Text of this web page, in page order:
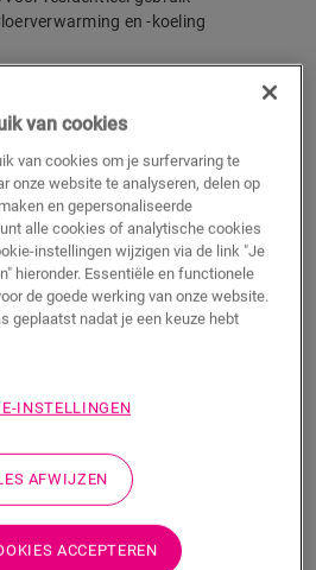
en -koeling
AAN WINKELMANDJE
zou zien in je kamer
van cookies
van cookies om je surfervaring te
onze website te analyseren, delen op
en gepersonaliseerde
alle cookies of analytische cookies
instellingen wijzigen via de link "Je
hieronder. Essentiële en functionele
de goede werking van onze website.
geplaatst nadat je een keuze hebt
INSTELLINGEN
AFWIJZEN
ACCEPTEREN